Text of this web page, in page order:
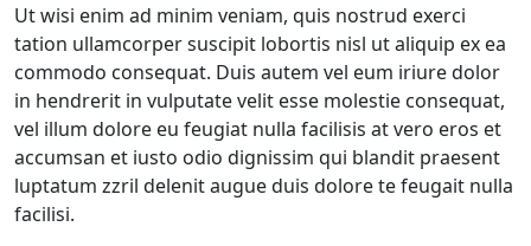
Ut wisi enim ad minim veniam, quis nostrud exerci
tation ullamcorper suscipit lobortis nisl ut aliquip ex ea
commodo consequat. Duis autem vel eum iriure dolor
in hendrerit in vulputate velit esse molestie consequat,
vel illum dolore eu feugiat nulla facilisis at vero eros et
accumsan et iusto odio dignissim qui blandit praesent
luptatum zzril delenit augue duis dolore te feugait nulla
facilisi.